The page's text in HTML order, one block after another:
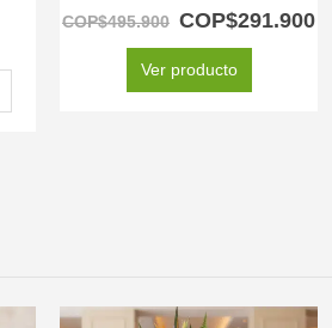
COP$495.900 COP$291.900
Ver producto